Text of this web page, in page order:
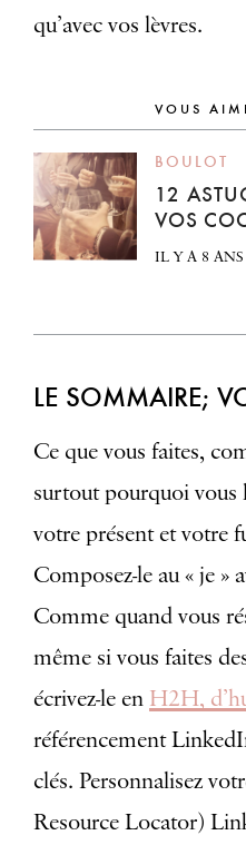
qu’avec vos lèvres.
VOUS
BOULOT
12
VOS
IL Y A 8 ANS
LE SOMMAIRE;
Ce que vous faites,
surtout pourquoi vous
votre présent et votre
Composez-le au « je »
Comme quand vous
même si vous faites
écrivez-le en H2H,
référencement
clés. Personnalisez
Resource Locator)